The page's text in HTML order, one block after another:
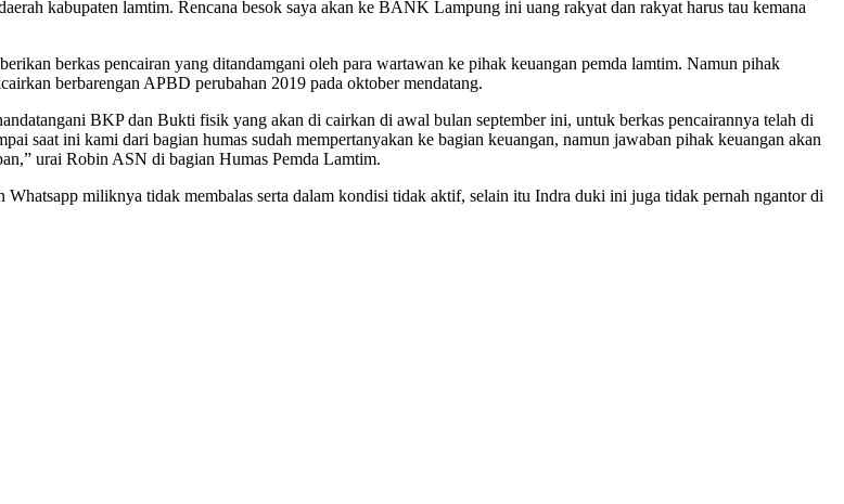
kabupaten lamtim. Rencana besok saya akan ke BANK Lampung ini uang rakyat dan rakyat harus tau kemana
berkas pencairan yang ditandamgani oleh para wartawan ke pihak keuangan pemda lamtim. Namun pihak
berbarengan APBD perubahan 2019 pada oktober mendatang.
BKP dan Bukti fisik yang akan di cairkan di awal bulan september ini, untuk berkas pencairannya telah di
saat ini kami dari bagian humas sudah mempertanyakan ke bagian keuangan, namun jawaban pihak keuangan akan
urai Robin ASN di bagian Humas Pemda Lamtim.
miliknya tidak membalas serta dalam kondisi tidak aktif, selain itu Indra duki ini juga tidak pernah ngantor di